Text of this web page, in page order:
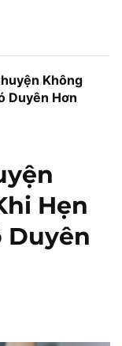
Không
Duyên Hơn
Hẹn
Duyên